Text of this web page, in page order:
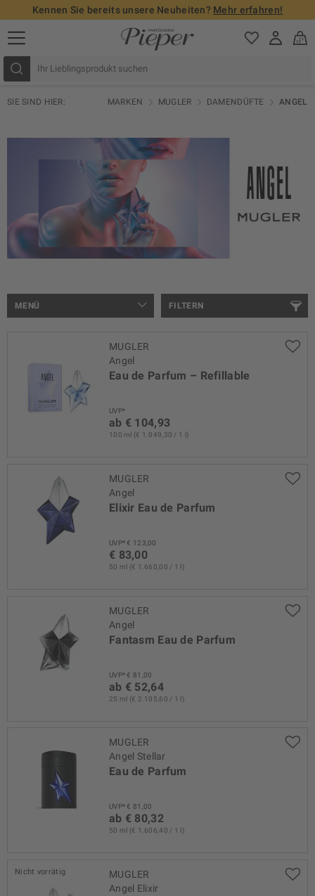
Kennen Sie bereits unsere Neuheiten? Mehr erfahren!
SIE SIND HIER: MARKEN MUGLER DAMENDÜFTE ANGEL
FILTERN
MENÜ
MUGLER
Angel
Eau de Parfum – Refillable
UVP*
ab € 104,93
100 ml (€ 1.049,30 / 1 l)
MUGLER
Angel
Elixir Eau de Parfum
UVP* € 123,00
€ 83,00
50 ml (€ 1.660,00 / 1 l)
MUGLER
Angel
Fantasm Eau de Parfum
UVP* € 81,00
ab € 52,64
25 ml (€ 2.105,60 / 1 l)
MUGLER
Angel Stellar
Eau de Parfum
UVP* € 81,00
ab € 80,32
50 ml (€ 1.606,40 / 1 l)
Nicht vorrätig
MUGLER
Angel Elixir